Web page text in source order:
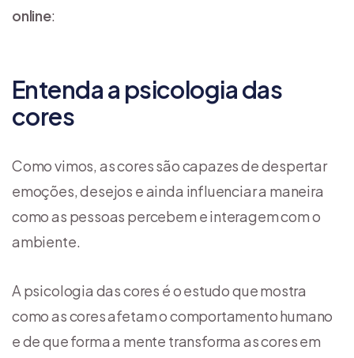
online:
Entenda a psicologia das
cores
Como vimos, as cores são capazes de despertar
emoções, desejos e ainda influenciar a maneira
como as pessoas percebem e interagem com o
ambiente.
A psicologia das cores é o estudo que mostra
como as cores afetam o comportamento humano
e de que forma a mente transforma as cores em